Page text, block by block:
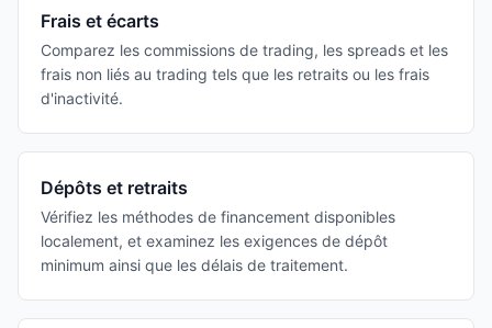
Frais et écarts
Comparez les commissions de trading, les spreads et les
frais non liés au trading tels que les retraits ou les frais
d'inactivité.
Dépôts et retraits
Vérifiez les méthodes de financement disponibles
localement, et examinez les exigences de dépôt
minimum ainsi que les délais de traitement.